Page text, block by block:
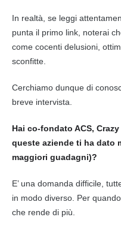
In realtà, se leggi
punta il primo link, noterai
come cocenti delusioni,
sconfitte.
Cerchiamo dunque di
breve intervista.
Hai co-fondato ACS,
queste aziende ti ha dato
maggiori guadagni)?
E’ una domanda difficile,
in modo diverso. Per
che rende di più.